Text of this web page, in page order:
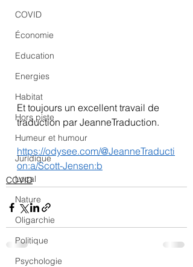
COVID
Économie
Education
Energies
Habitat
Hors piste
Humeur et humour
Juridique
Local
Nature
Oligarchie
Politique
Psychologie
Et toujours un excellent travail de
traduction par JeanneTraduction.
https://odysee.com/@JeanneTraducti
on:a/Scott-Jensen:b
COVID